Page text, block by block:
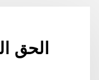
الحق